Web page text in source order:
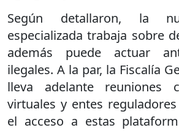
Según detallaron, la
especializada trabaja sobre
además puede actuar
ilegales. A la par, la Fiscalía
lleva adelante reuniones
virtuales y entes
el acceso a estas